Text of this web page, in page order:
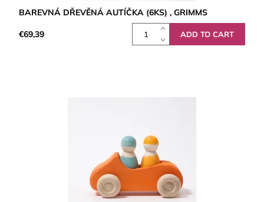
BAREVNÁ DŘEVĚNÁ AUTÍČKA (6KS) , GRIMMS
€69,39